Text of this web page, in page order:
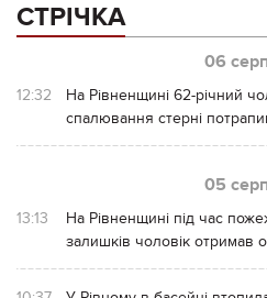
СТРІЧКА
06
12:32
На Рівненщині 62-річний
спалювання стерні
05
13:13
На Рівненщині під час
залишків чоловік отримав